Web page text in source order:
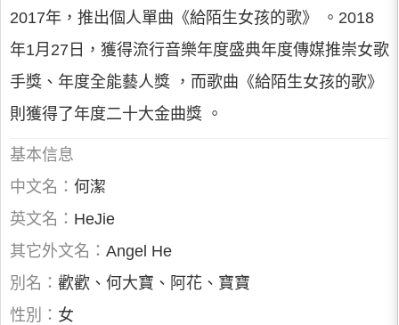
2017年，推出個人單曲《給陌生女孩的歌》 。2018
年1月27日，獲得流行音樂年度盛典年度傳媒推崇女歌
手獎、年度全能藝人獎 ，而歌曲《給陌生女孩的歌》
則獲得了年度二十大金曲獎 。
基本信息
中文名： 何潔
英文名： HeJie
其它外文名： Angel He
別名： 歡歡、何大寶、阿花、寶寶
性別： 女